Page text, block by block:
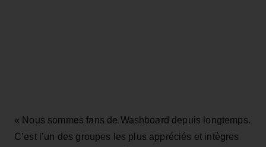
« Nous sommes fans de Washboard depuis longtemps.
C’est l’un des groupes les plus appréciés et intègres